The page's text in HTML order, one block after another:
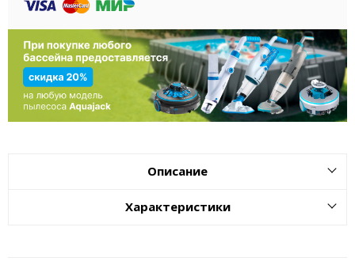
Описание
Характеристики